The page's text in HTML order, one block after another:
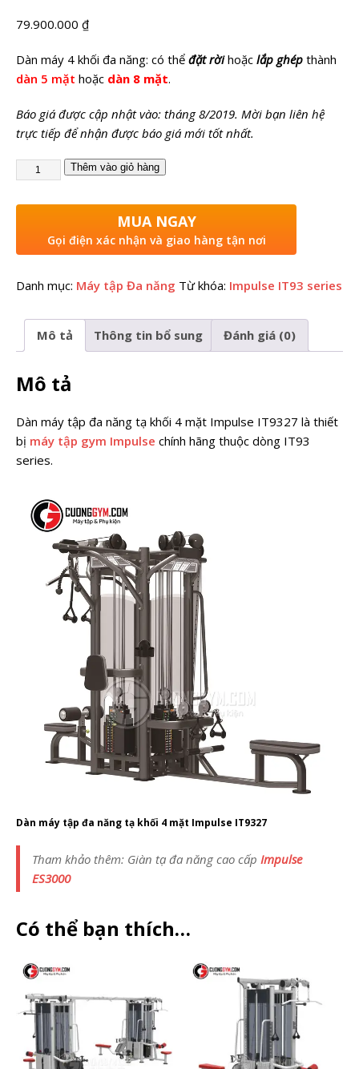
79.900.000 ₫
Dàn máy 4 khối đa năng: có thể đặt rờihoặc lắp ghép thành
dàn 5 mặt hoặc dàn 8 mặt.
Báo giá được cập nhật vào: tháng 8/2019. Mời bạn liên hệ
trực tiếp để nhận được báo giá mới tốt nhất.
Thêm vào giỏ hàng
MUA NGAY
Gọi điện xác nhận và giao hàng tận nơi
Danh mục: Máy tập Đa năng Từ khóa: Impulse IT93 series
Mô tả Thông tin bổ sung Đánh giá (0)
Mô tả
Dàn máy tập đa năng tạ khối 4 mặt Impulse IT9327 là thiết
bị máy tập gym Impulse chính hãng thuộc dòng IT93
series.
Dàn máy tập đa năng tạ khối 4 mặt Impulse IT9327
Tham khảo thêm: Giàn tạ đa năng cao cấp Impulse
ES3000
Có thể bạn thích…